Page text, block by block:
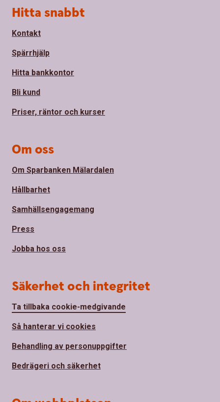
Sidfot
Hitta snabbt
Kontakt
Spärrhjälp
Hitta bankkontor
Bli kund
Priser, räntor och kurser
Om oss
Om Sparbanken Mälardalen
Hållbarhet
Samhällsengagemang
Press
Jobba hos oss
Säkerhet och integritet
Ta tillbaka cookie-medgivande
Så hanterar vi cookies
Behandling av personuppgifter
Bedrägeri och säkerhet